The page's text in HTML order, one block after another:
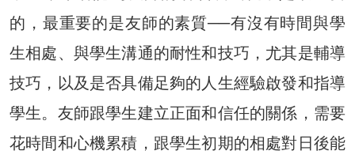
的，最重要的是友師的素質──有沒有時間與學
生相處、與學生溝通的耐性和技巧，尤其是輔導
技巧，以及是否具備足夠的人生經驗啟發和指導
學生。友師跟學生建立正面和信任的關係，需要
花時間和心機累積，跟學生初期的相處對日後能